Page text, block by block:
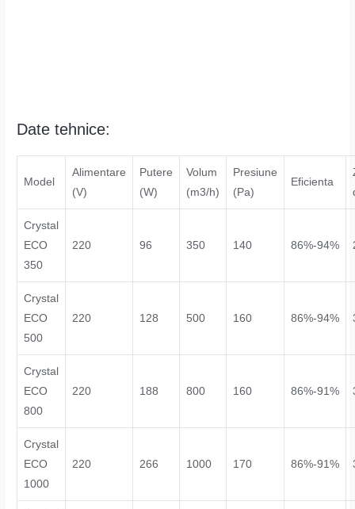
Date tehnice:
Model
Alimentare
(V)
Putere
(W)
Volum
(m3/h)
Presiune
(Pa)
Eficienta
Crystal
ECO
350
220 96 350 140 86%-94%
Crystal
ECO
500
220 128 500 160 86%-94%
Crystal
ECO
800
220 188 800 160 86%-91%
Crystal
ECO
1000
220 266 1000 170 86%-91%